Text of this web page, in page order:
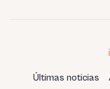
Últimas noticias